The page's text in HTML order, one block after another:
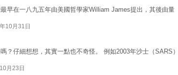
最早在一八九五年由美國哲學家William James提出，其後由量
10月31日
？仔細想想，其實一點也不奇怪。 例如2003年沙士（SARS）
月23日